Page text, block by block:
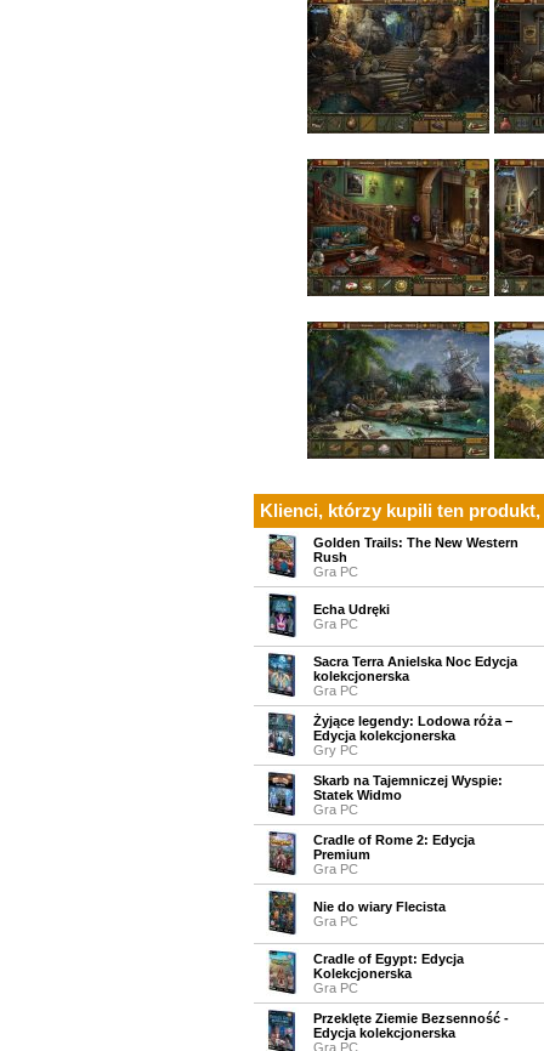
Klienci, którzy kupili ten
Golden Trails: The New Western
Rush
Gra PC
Echa Udręki
Gra PC
Sacra Terra Anielska Noc Edycja
kolekcjonerska
Gra PC
Żyjące legendy: Lodowa róża –
Edycja kolekcjonerska
Gry PC
Skarb na Tajemniczej Wyspie:
Statek Widmo
Gra PC
Cradle of Rome 2: Edycja
Premium
Gra PC
Nie do wiary Flecista
Gra PC
Cradle of Egypt: Edycja
Kolekcjonerska
Gra PC
Przeklęte Ziemie Bezsenność -
Edycja kolekcjonerska
Gra PC